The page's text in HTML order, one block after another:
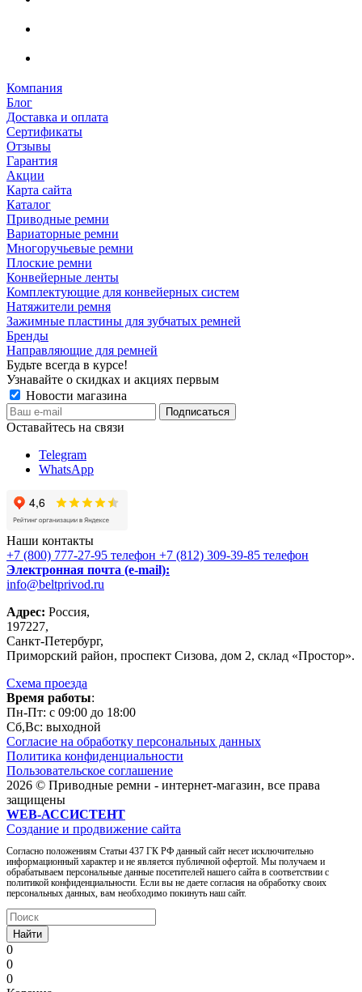
Компания
Блог
Доставка и оплата
Сертификаты
Отзывы
Гарантия
Акции
Карта сайта
Каталог
Приводные ремни
Вариаторные ремни
Многоручьевые ремни
Плоские ремни
Конвейерные ленты
Комплектующие для конвейерных систем
Натяжители ремня
Зажимные пластины для зубчатых ремней
Бренды
Направляющие для ремней
Будьте всегда в курсе!
Узнавайте о скидках и акциях первым
Новости магазина
Оставайтесь на связи
Telegram
WhatsApp
Наши контакты
+7 (800) 777-27-95 телефон +7 (812) 309-39-85 телефон
Электронная почта (e-mail):
info@beltprivod.ru
Адрес: Россия,
197227,
Санкт-Петербург,
Приморский район, проспект Сизова, дом 2, склад «Простор».
Схема проезда
Время работы:
Пн-Пт: c 09:00 до 18:00
Сб,Вc: выходной
Согласие на обработку персональных данных
Политика конфиденциальности
Пользовательское соглашение
2026 © Приводные ремни - интернет-магазин, все права
защищены
WEB-АССИСТЕНТ
Создание и продвижение сайта
Согласно положениям Статьи 437 ГК РФ данный сайт несет исключительно
информационный характер и не является публичной офертой. Мы получаем и
обрабатываем персональные данные посетителей нашего сайта в соответствии с
политикой конфиденциальности. Если вы не даете согласия на обработку своих
персональных данных, вам необходимо покинуть наш сайт.
Найти
0
0
0